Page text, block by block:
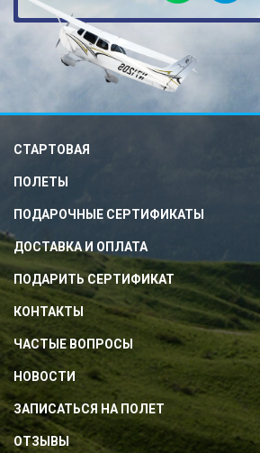
СТАРТОВАЯ
ПОЛЕТЫ
ПОДАРОЧНЫЕ СЕРТИФИКАТЫ
ДОСТАВКА И ОПЛАТА
ПОДАРИТЬ СЕРТИФИКАТ
КОНТАКТЫ
ЧАСТЫЕ ВОПРОСЫ
НОВОСТИ
ЗАПИСАТЬСЯ НА ПОЛЕТ
ОТЗЫВЫ